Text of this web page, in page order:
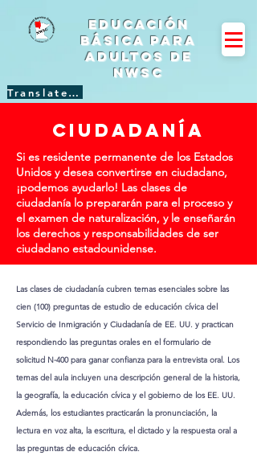
Translate Site
Educación
básica para
adultos de
NWSC
Ciudadanía
Si es residente permanente de los Estados
Unidos y desea convertirse en ciudadano,
¡podemos ayudarlo! Las clases de
ciudadanía lo prepararán para el proceso y
el examen de naturalización, y le enseñarán
los derechos y responsabilidades de ser
ciudadano estadounidense.
Las clases de ciudadanía cubren temas esenciales sobre las
cien (100) preguntas de estudio de educación cívica del
Servicio de Inmigración y Ciudadanía de EE. UU. y practican
respondiendo las preguntas orales en el formulario de
solicitud N-400 para ganar confianza para la entrevista oral. Los
temas del aula incluyen una descripción general de la historia,
la geografía, la educación cívica y el gobierno de los EE. UU.
Además, los estudiantes practicarán la pronunciación, la
lectura en voz alta, la escritura, el dictado y la respuesta oral a
las preguntas de educación cívica.